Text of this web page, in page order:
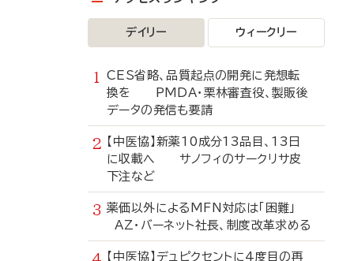
デイリー ウィークリー
CES省略、品質起点の開発に発想転
換を PMDA・栗林審査役、製販後
データの発信も要請
【中医協】新薬10成分13品目、13日
に収載へ サノフィのサークリサ皮
下注など
薬価以外によるMFN対応は「困難」
AZ・バーネット社長、制度改革求める
【中医協】デュピクセントに4度目の再